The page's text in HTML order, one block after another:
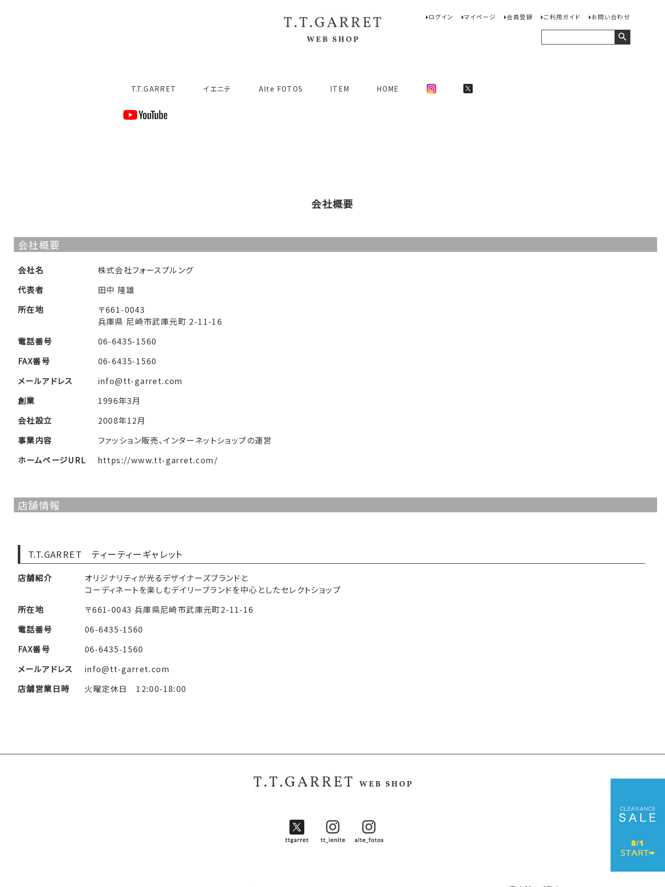
ログイン マイページ 会員登録 ご利用ガイド お問い合わせ
T.T.GARRET イエニテ Alte FOTOS ITEM HOME
会社概要
会社概要
会社名
株式会社フォースプルング
代表者
田中 隆雄
所在地
〒661-0043
兵庫県 尼崎市武庫元町 2-11-16
電話番号
06-6435-1560
FAX番号
06-6435-1560
メールアドレス
info@tt-garret.com
創業
1996年3月
会社設立
2008年12月
事業内容
ファッション販売、インターネットショップの運営
ホームページURL
https://www.tt-garret.com/
店舗情報
T.T.GARRET ティーティーギャレット
店舗紹介
オリジナリティが光るデザイナーズブランドと
コーディネートを楽しむデイリーブランドを中心としたセレクトショップ
所在地
〒661-0043 兵庫県尼崎市武庫元町2-11-16
電話番号
06-6435-1560
FAX番号
06-6435-1560
メールアドレス
info@tt-garret.com
店舗営業日時
火曜定休日 12:00-18:00